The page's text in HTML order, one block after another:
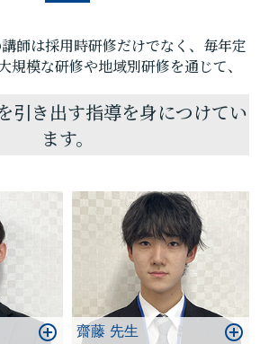
分からない」「成績が伸びない」
たら、ぜひ水無瀬教室までお問い
師は採用時研修だけでなく、毎年定
規模な研修や地域別研修を通じて、
引き出す指導を身につけてい
ます。
齋藤 先生